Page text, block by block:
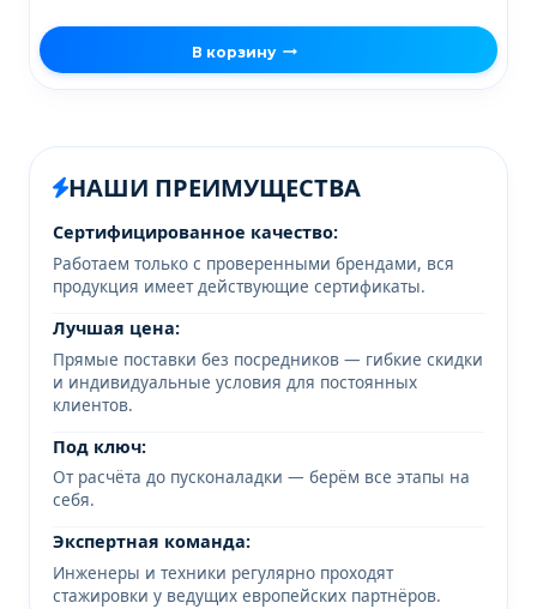
В корзину
НАШИ ПРЕИМУЩЕСТВА
Сертифицированное качество:
Работаем только с проверенными брендами, вся
продукция имеет действующие сертификаты.
Лучшая цена:
Прямые поставки без посредников — гибкие скидки
и индивидуальные условия для постоянных
клиентов.
Под ключ:
От расчёта до пусконаладки — берём все этапы на
себя.
Экспертная команда:
Инженеры и техники регулярно проходят
стажировки у ведущих европейских партнёров.